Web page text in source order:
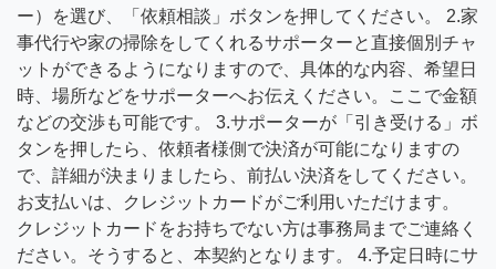
ー）を選び、「依頼相談」ボタンを押してください。 2.家
事代行や家の掃除をしてくれるサポーターと直接個別チャ
ットができるようになりますので、具体的な内容、希望日
時、場所などをサポーターへお伝えください。ここで金額
などの交渉も可能です。 3.サポーターが「引き受ける」ボ
タンを押したら、依頼者様側で決済が可能になりますの
で、詳細が決まりましたら、前払い決済をしてください。
お支払いは、クレジットカードがご利用いただけます。
クレジットカードをお持ちでない方は事務局までご連絡く
ださい。そうすると、本契約となります。 4.予定日時にサ